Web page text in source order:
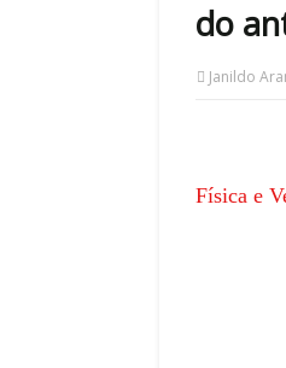
do
Janildo
Física e